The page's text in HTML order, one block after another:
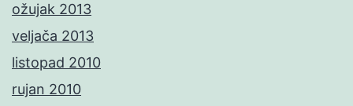
ožujak 2013
veljača 2013
listopad 2010
rujan 2010